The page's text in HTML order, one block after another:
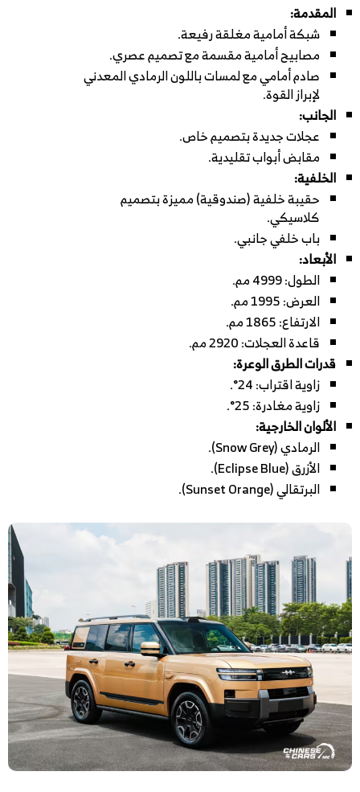
المقدمة:
شبكة أمامية مغلقة رفيعة.
مصابيح أمامية مقسمة مع تصميم عصري.
صادم أمامي مع لمسات باللون الرمادي المعدني
لإبراز القوة.
الجانب:
عجلات جديدة بتصميم خاص.
مقابض أبواب تقليدية.
الخلفية:
حقيبة خلفية (صندوقية) مميزة بتصميم
كلاسيكي.
باب خلفي جانبي.
الأبعاد:
الطول: 4999 مم.
العرض: 1995 مم.
الارتفاع: 1865 مم.
قاعدة العجلات: 2920 مم.
قدرات الطرق الوعرة:
زاوية اقتراب: 24°.
زاوية مغادرة: 25°.
الألوان الخارجية:
الرمادي (Snow Grey).
الأزرق (Eclipse Blue).
البرتقالي (Sunset Orange).